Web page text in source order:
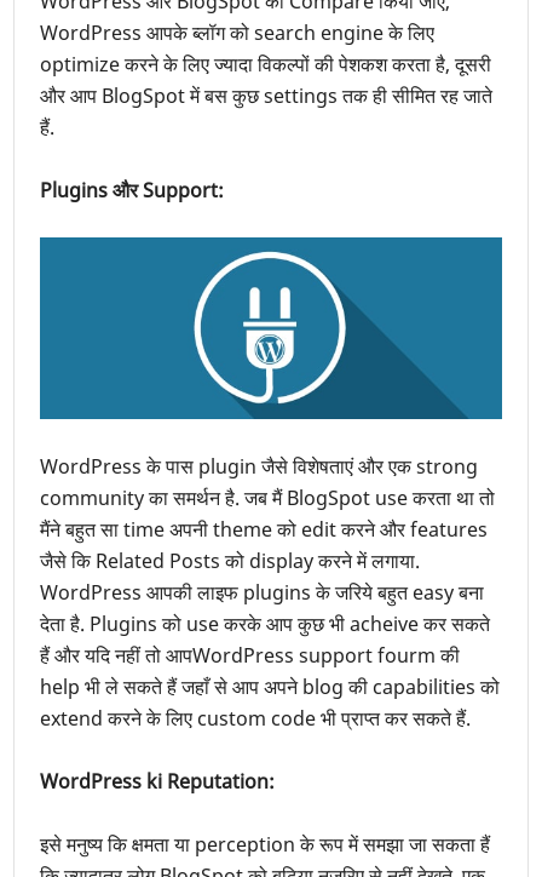
WordPress आपके ब्लॉग को search engine के लिए
optimize करने के लिए ज्यादाविकल्पों की पेशकशकरता है, दूसरी
और आप BlogSpot में बस कुछ settings तक ही सीमित रह जाते
हैं.
Plugins और Support:
WordPress के पास plugin जैसे विशेषताएं और एक strong
community कासमर्थनहै. जब मैं BlogSpot use करता था तो
मैंने बहुत सा time अपनी theme को edit करने और features
जैसे कि Related Posts को display करने में लगाया.
WordPress आपकी लाइफ plugins के जरिये बहुत easy बना
देता है. Plugins को use करके आप कुछ भी acheive कर सकते
हैं और यदि नहीं तो आपWordPress support fourm की
help भी ले सकते हैं जहाँ से आप अपने blog की capabilities को
extend करने के लिए custom code भी प्राप्त कर सकते हैं.
WordPress ki Reputation:
इसे मनुष्य कि क्षमता या perception के रूप में समझा जा सकता हैं